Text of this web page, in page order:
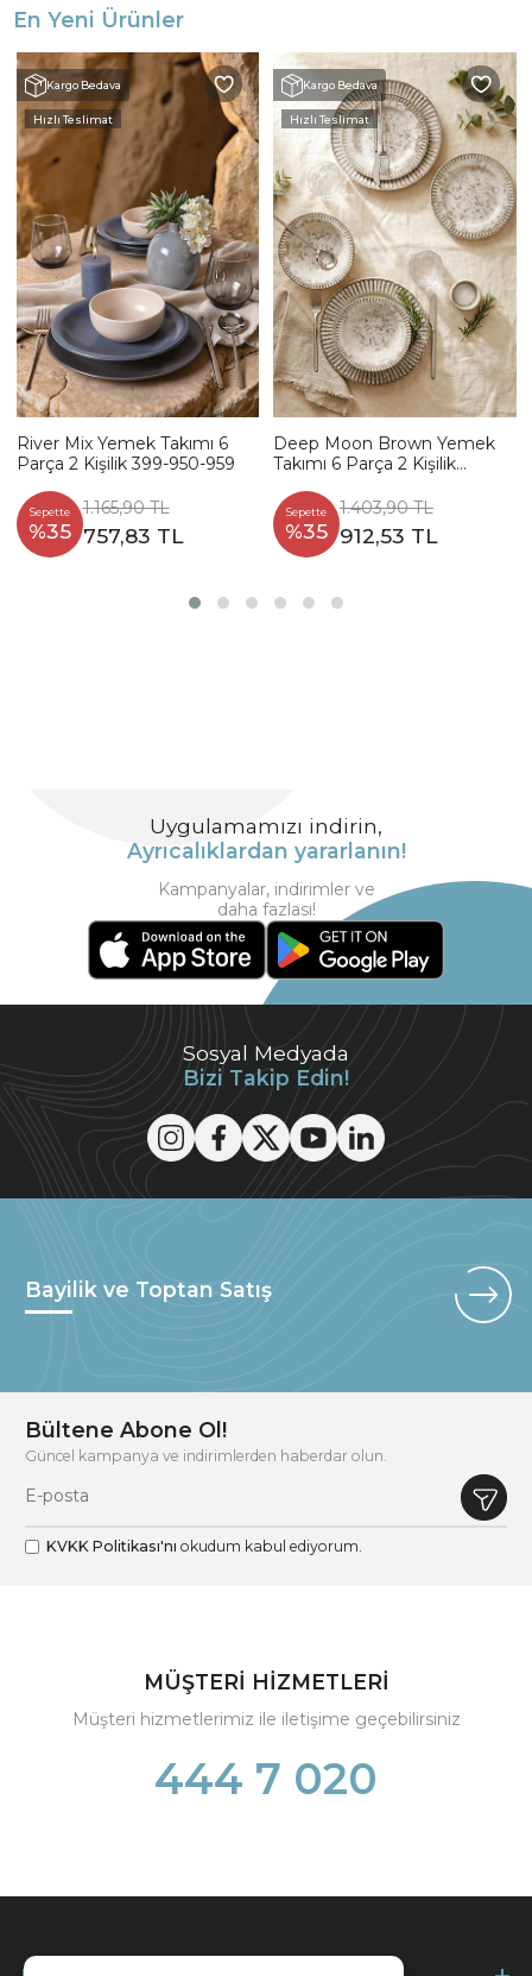
En Yeni Ürünler
Kargo Bedava
Hızlı Teslimat
River Mix Yemek Takımı 6
Parça 2 Kişilik 399-950-959
Sepette
%35
1.165,90 TL
757,83 TL
Kargo Bedava
Hızlı Teslimat
Deep Moon Brown Yemek
Takımı 6 Parça 2 Kişilik
Sepette
%35
1.403,90 TL
912,53 TL
Sosyal Medyada
Bizi Takip Edin!
Uygulamamızı indirin,
Ayrıcalıklardan yararlanın!
Kampanyalar, indirimler ve
daha fazlası!
Bayilik ve Toptan Satış
Bültene Abone Ol!
Güncel kampanya ve indirimlerden haberdar olun.
KVKK Politikası'nı okudum kabul ediyorum.
MÜŞTERİ HİZMETLERİ
Müşteri hizmetlerimiz ile iletişime geçebilirsiniz
444 7 020